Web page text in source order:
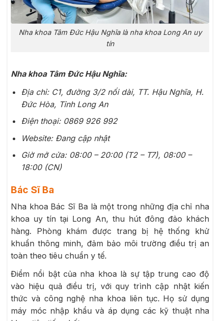
Nha khoa Tâm Đức Hậu Nghĩa là nha khoa Long An uy
tín
Nha khoa Tâm Đức Hậu Nghĩa:
Địa chỉ: C1, đường 3/2 nối dài, TT. Hậu Nghĩa, H.
Đức Hòa, Tỉnh Long An
Điện thoại: 0869 926 992
Website: Đang cập nhật
Giờ mở cửa: 08:00 – 20:00 (T2 – T7), 08:00 –
18:00 (CN)
Bác Sĩ Ba
Nha khoa Bác Sĩ Ba là một trong những địa chỉ nha
khoa uy tín tại Long An, thu hút đông đảo khách
hàng. Phòng khám được trang bị hệ thống khử
khuẩn thông minh, đảm bảo môi trường điều trị an
toàn theo tiêu chuẩn y tế.
Điểm nổi bật của nha khoa là sự tập trung cao độ
vào hiệu quả điều trị, với quy trình cập nhật kiến
thức và công nghệ nha khoa liên tục. Họ sử dụng
máy móc nhập khẩu và áp dụng các kỹ thuật nha